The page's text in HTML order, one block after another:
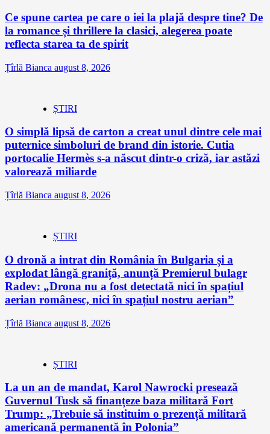
Ce spune cartea pe care o iei la plajă despre tine? De
la romance și thrillere la clasici, alegerea poate
reflecta starea ta de spirit
Țîrlă Bianca august 8, 2026
ȘTIRI
O simplă lipsă de carton a creat unul dintre cele mai
puternice simboluri de brand din istorie. Cutia
portocalie Hermès s-a născut dintr-o criză, iar astăzi
valorează miliarde
Țîrlă Bianca august 8, 2026
ȘTIRI
O dronă a intrat din România în Bulgaria și a
explodat lângă graniță, anunță Premierul bulagr
Radev: „Drona nu a fost detectată nici în spațiul
aerian românesc, nici în spațiul nostru aerian”
Țîrlă Bianca august 8, 2026
ȘTIRI
La un an de mandat, Karol Nawrocki presează
Guvernul Tusk să finanțeze baza militară Fort
Trump: „Trebuie să instituim o prezență militară
americană permanentă în Polonia”